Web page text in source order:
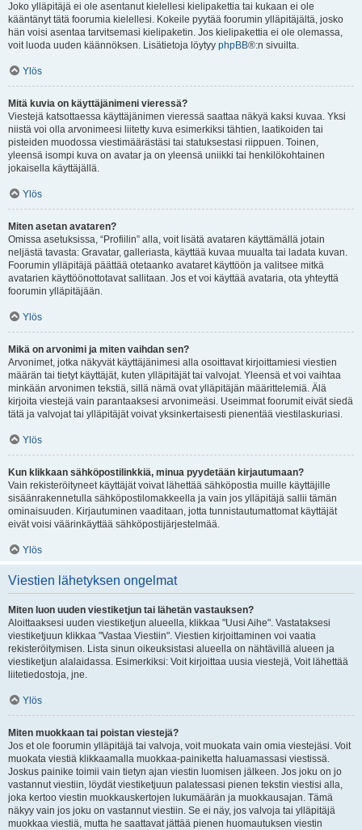
Joko ylläpitäjä ei ole asentanut kielellesi kielipakettia tai kukaan ei ole
kääntänyt tätä foorumia kielellesi. Kokeile pyytää foorumin ylläpitäjältä, josko
hän voisi asentaa tarvitsemasi kielipaketin. Jos kielipakettia ei ole olemassa,
voit luoda uuden käännöksen. Lisätietoja löytyy phpBB®:n sivuilta.
Ylös
Mitä kuvia on käyttäjänimeni vieressä?
Viestejä katsottaessa käyttäjänimen vieressä saattaa näkyä kaksi kuvaa. Yksi
niistä voi olla arvonimeesi liitetty kuva esimerkiksi tähtien, laatikoiden tai
pisteiden muodossa viestimäärästäsi tai statuksestasi riippuen. Toinen,
yleensä isompi kuva on avatar ja on yleensä uniikki tai henkilökohtainen
jokaisella käyttäjällä.
Ylös
Miten asetan avataren?
Omissa asetuksissa, “Profiilin” alla, voit lisätä avataren käyttämällä jotain
neljästä tavasta: Gravatar, galleriasta, käyttää kuvaa muualta tai ladata kuvan.
Foorumin ylläpitäjä päättää otetaanko avataret käyttöön ja valitsee mitkä
avatarien käyttöönottotavat sallitaan. Jos et voi käyttää avataria, ota yhteyttä
foorumin ylläpitäjään.
Ylös
Mikä on arvonimi ja miten vaihdan sen?
Arvonimet, jotka näkyvät käyttäjänimesi alla osoittavat kirjoittamiesi viestien
määrän tai tietyt käyttäjät, kuten ylläpitäjät tai valvojat. Yleensä et voi vaihtaa
minkään arvonimen tekstiä, sillä nämä ovat ylläpitäjän määrittelemiä. Älä
kirjoita viestejä vain parantaaksesi arvonimeäsi. Useimmat foorumit eivät siedä
tätä ja valvojat tai ylläpitäjät voivat yksinkertaisesti pienentää viestilaskuriasi.
Ylös
Kun klikkaan sähköpostilinkkiä, minua pyydetään kirjautumaan?
Vain rekisteröityneet käyttäjät voivat lähettää sähköpostia muille käyttäjille
sisäänrakennetulla sähköpostilomakkeella ja vain jos ylläpitäjä sallii tämän
ominaisuuden. Kirjautuminen vaaditaan, jotta tunnistautumattomat käyttäjät
eivät voisi väärinkäyttää sähköpostijärjestelmää.
Ylös
Viestien lähetyksen ongelmat
Miten luon uuden viestiketjun tai lähetän vastauksen?
Aloittaaksesi uuden viestiketjun alueella, klikkaa "Uusi Aihe". Vastataksesi
viestiketjuun klikkaa "Vastaa Viestiin". Viestien kirjoittaminen voi vaatia
rekisteröitymisen. Lista sinun oikeuksistasi alueella on nähtävillä alueen ja
viestiketjun alalaidassa. Esimerkiksi: Voit kirjoittaa uusia viestejä, Voit lähettää
liitetiedostoja, jne.
Ylös
Miten muokkaan tai poistan viestejä?
Jos et ole foorumin ylläpitäjä tai valvoja, voit muokata vain omia viestejäsi. Voit
muokata viestiä klikkaamalla muokkaa-painiketta haluamassasi viestissä.
Joskus painike toimii vain tietyn ajan viestin luomisen jälkeen. Jos joku on jo
vastannut viestiin, löydät viestiketjuun palatessasi pienen tekstin viestisi alla,
joka kertoo viestin muokkauskertojen lukumäärän ja muokkausajan. Tämä
näkyy vain jos joku on vastannut viestiin. Se ei näy, jos valvoja tai ylläpitäjä
muokkaa viestiä, mutta he saattavat jättää pienen huomautuksen viestin